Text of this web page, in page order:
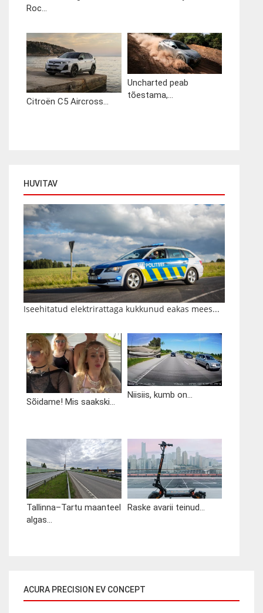
Roc...
Citroën C5 Aircross...
Uncharted peab
tõestama,...
HUVITAV
Iseehitatud elektrirattaga kukkunud eakas mees...
Sõidame! Mis saakski...
Niisiis, kumb on...
Tallinna–Tartu maanteel
algas...
Raske avarii teinud...
ACURA PRECISION EV CONCEPT